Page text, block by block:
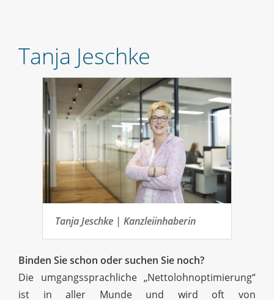
Tanja Jeschke
Tanja Jeschke | Kanzleiinhaberin
Binden Sie schon oder suchen Sie noch?
Die umgangssprachliche „Nettolohnoptimierung“
ist in aller Munde und wird oft von